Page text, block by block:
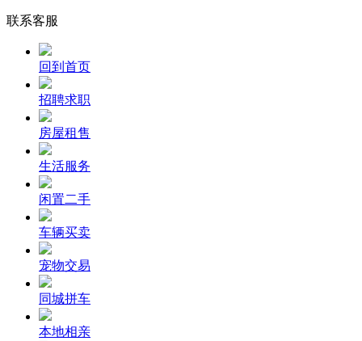
联系客服
回到首页
招聘求职
房屋租售
生活服务
闲置二手
车辆买卖
宠物交易
同城拼车
本地相亲